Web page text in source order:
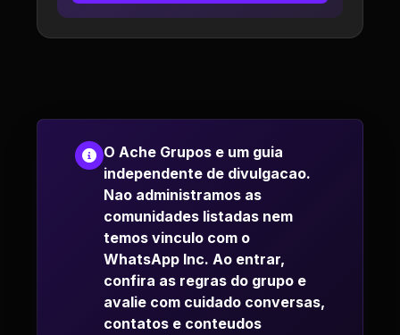
O Ache Grupos e um guia
independente de divulgacao.
Nao administramos as
comunidades listadas nem
temos vinculo com o
WhatsApp Inc. Ao entrar,
confira as regras do grupo e
avalie com cuidado conversas,
contatos e conteudos